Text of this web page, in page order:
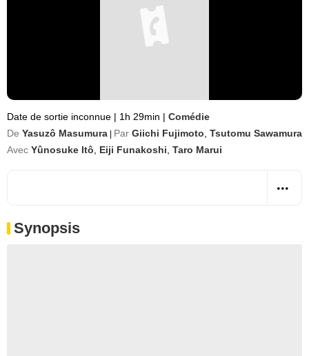
Date de sortie inconnue | 1h 29min | Comédie
De Yasuzô Masumura Par Giichi Fujimoto Tsutomu Sawamura
Avec Yûnosuke Itô Eiji Funakoshi Taro Marui
Synopsis